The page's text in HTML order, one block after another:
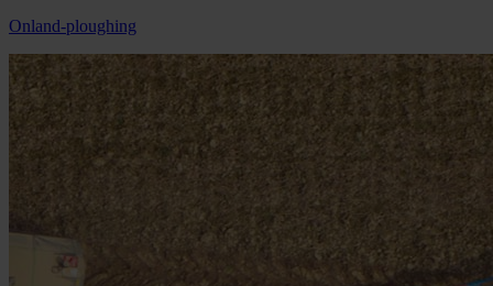
Onland-ploughing